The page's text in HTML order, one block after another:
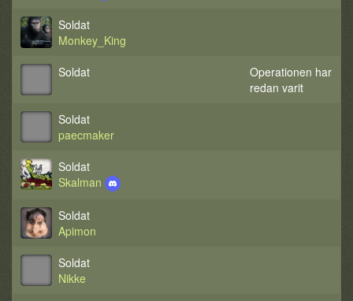
Soldat
Monkey_King
Soldat
Operationen har
redan varit
Soldat
paecmaker
Soldat
Skalman
Soldat
Apimon
Soldat
Nikke